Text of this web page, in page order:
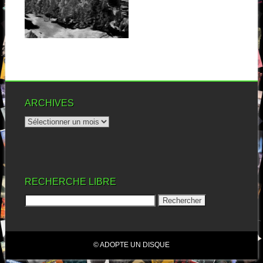
Ce nom sonne familier à mes
oreilles, mais je n’ai aucune...
▶
ARCHIVES
RECHERCHE LIBRE
© ADOPTE UN DISQUE